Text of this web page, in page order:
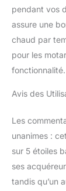
pendant vos
assure une
chaud par
pour les
fonctionnalité.
Avis des
Les
unanimes :
sur 5 étoiles
ses
tandis qu’un